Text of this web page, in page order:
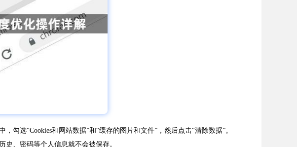
勾选“Cookies和网站数据”和“缓存的图片和文件”，然后点击“清除数据”。
史、密码等个人信息就不会被保存。